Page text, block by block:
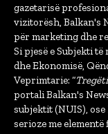
gazetarisë
vizitorësh, Balkan's
për marketing dhe
Si pjesë e Subjekti
dhe Ekonomisë,
Veprimtarie: “
portali Balkan's
subjektit (NUIS), ose
serioze me